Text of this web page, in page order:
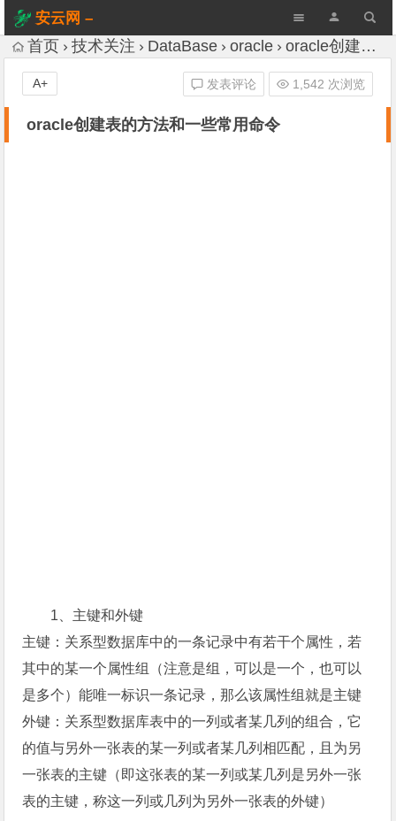
安云网 –
AnYun.ORG
首页 技术关注 DataBase oracle oracle创建表的方法和一些常用命令
oracle创建表的方法和一些常用命令
发表评论 1,542 次浏览
A+
1、主键和外键
主键：关系型数据库中的一条记录中有若干个属性，若
其中的某一个属性组（注意是组，可以是一个，也可以
是多个）能唯一标识一条记录，那么该属性组就是主键
外键：关系型数据库表中的一列或者某几列的组合，它
的值与另外一张表的某一列或者某几列相匹配，且为另
一张表的主键（即这张表的某一列或某几列是另外一张
表的主键，称这一列或几列为另外一张表的外键）